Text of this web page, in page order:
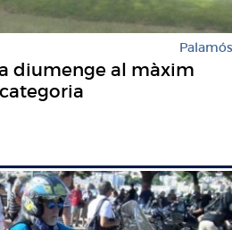
Palamós
diumenge al màxim